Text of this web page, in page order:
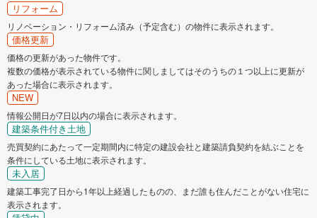
リフォーム
リノベーション・リフォーム済み（予定含む）の物件に表示されます。
価格更新
価格の更新があった物件です。
複数の価格が表示されている物件に関しましてはそのうちの１つ以上に更新が
あった場合に表示されます。
NEW
情報公開日が7日以内の場合に表示されます。
建築条件付き土地
売買契約にあたって一定期間内に特定の建設会社と建築請負契約を結ぶことを
条件にしている土地に表示されます。
未入居
建築工事完了日から1年以上経過したものの、まだ誰も住んだことがない住宅に
表示されます。